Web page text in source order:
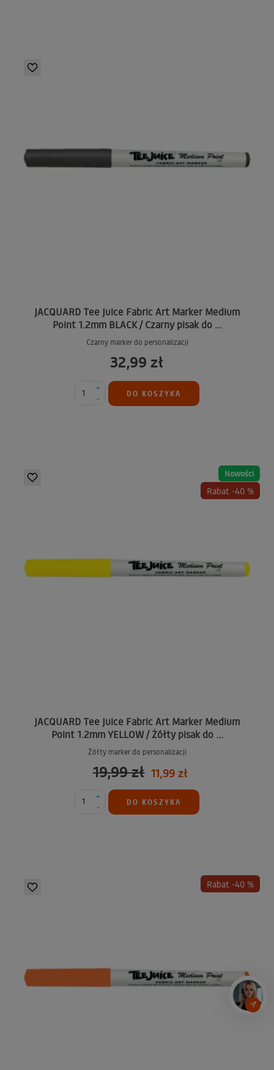
JACQUARD Tee Juice Fabric Art Marker Medium
Point 1.2mm BLACK / Czarny pisak do ...
Czarny marker do personalizacji
32,99 zł
-
+
DO KOSZYKA
Nowości
Rabat -40 %
JACQUARD Tee Juice Fabric Art Marker Medium
Point 1.2mm YELLOW / Żółty pisak do ...
Żółty marker do personalizacji
19,99 zł 11,99 zł
-
+
DO KOSZYKA
Rabat -40 %